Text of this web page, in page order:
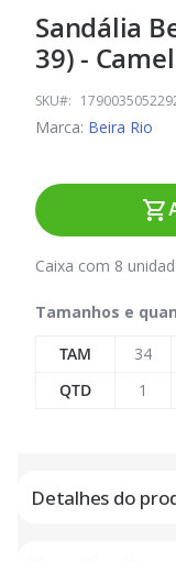
Saltar
para
o
início
da
imagens
Sandália
39) -
SKU
Marca: Beira Rio
Caixa com 8
Tamanhos e
TAM
34
QTD
1
Detalhes do